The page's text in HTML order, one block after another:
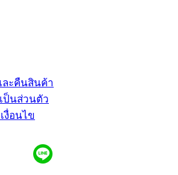
ละคืนสินค้า
ป็นส่วนตัว
งื่อนไข